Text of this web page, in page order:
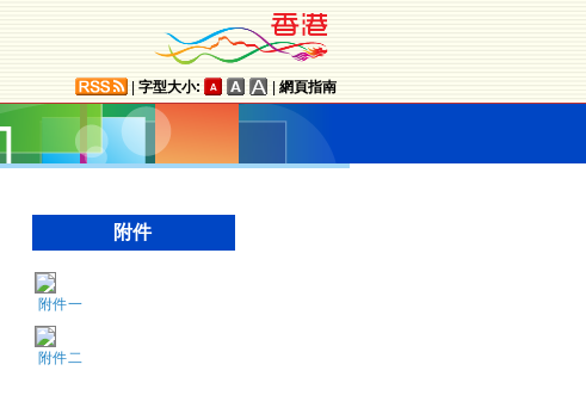
字型大小: 網頁指南
附件
附件一
附件二